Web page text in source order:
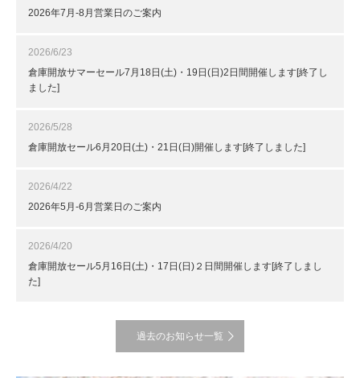
2026年7月-8月営業日のご案内
2026/6/23
倉庫開放サマーセール7月18日(土)・19日(日)2日間開催します[終了し
ました]
2026/5/28
倉庫開放セール6月20日(土)・21日(日)開催します[終了しました]
2026/4/22
2026年5月-6月営業日のご案内
2026/4/20
倉庫開放セール5月16日(土)・17日(日)２日間開催します[終了しまし
た]
過去のお知らせ一覧